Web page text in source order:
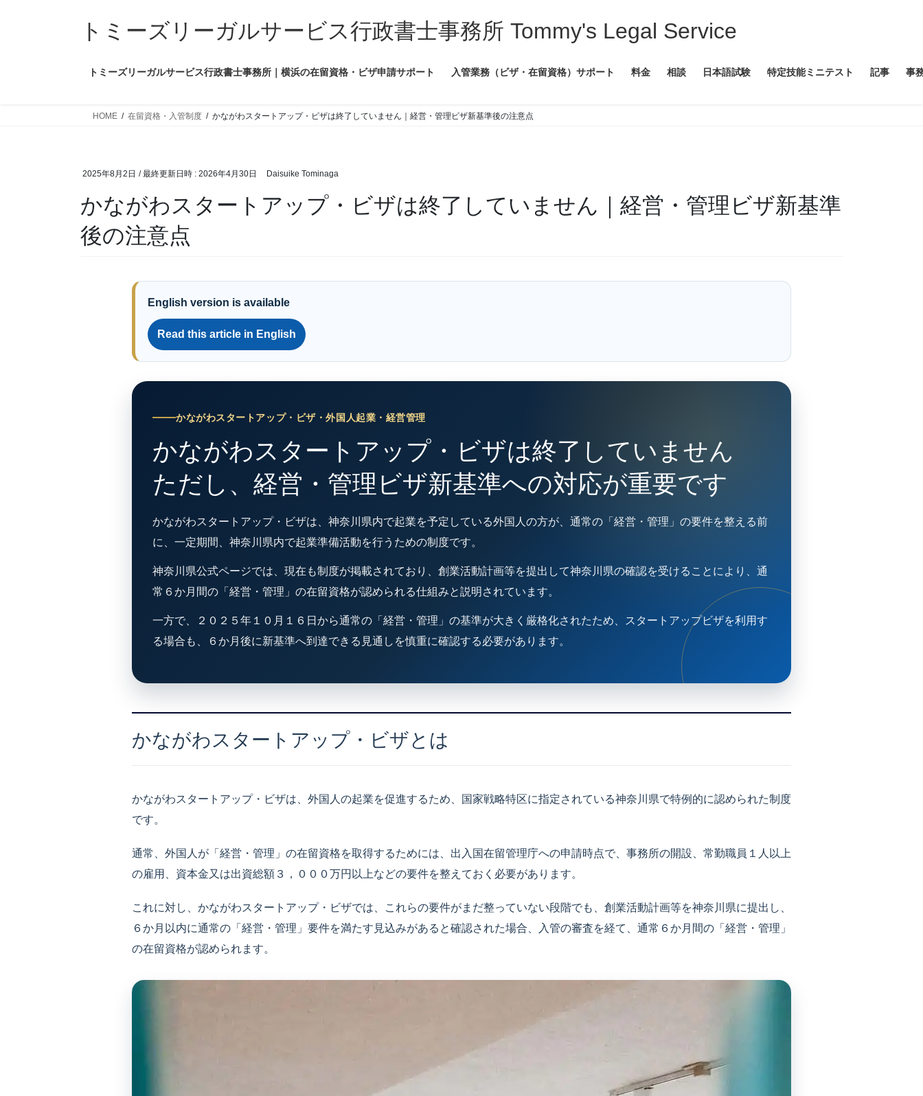
トミーズリーガルサービス行政書士事務所 Tommy's Legal Service
トミーズリーガルサービス行政書士事務所｜横浜の在留資格・ビザ申請サポート 入管業務（ビザ・在留資格）サポート 料金 相談 日本語試験 特定技能ミニテスト 記事 事
HOME 在留資格・入管制度 かながわスタートアップ・ビザは終了していません｜経営・管理ビザ新基準後の注意点
2025年8月2日 / 最終更新日時 : 2026年4月30日 Daisuike Tominaga
かながわスタートアップ・ビザは終了していません｜経営・管理ビザ新基準
後の注意点
English version is available
Read this article in English
かながわスタートアップ・ビザ・外国人起業・経営管理
かながわスタートアップ・ビザは終了していません
ただし、経営・管理ビザ新基準への対応が重要です
かながわスタートアップ・ビザは、神奈川県内で起業を予定している外国人の方が、通常の「経営・管理」の要件を整える前
に、一定期間、神奈川県内で起業準備活動を行うための制度です。
神奈川県公式ページでは、現在も制度が掲載されており、創業活動計画等を提出して神奈川県の確認を受けることにより、通
常６か月間の「経営・管理」の在留資格が認められる仕組みと説明されています。
一方で、２０２５年１０月１６日から通常の「経営・管理」の基準が大きく厳格化されたため、スタートアップビザを利用す
る場合も、６か月後に新基準へ到達できる見通しを慎重に確認する必要があります。
かながわスタートアップ・ビザとは
かながわスタートアップ・ビザは、外国人の起業を促進するため、国家戦略特区に指定されている神奈川県で特例的に認められた制度
です。
通常、外国人が「経営・管理」の在留資格を取得するためには、出入国在留管理庁への申請時点で、事務所の開設、常勤職員１人以上
の雇用、資本金又は出資総額３，０００万円以上などの要件を整えておく必要があります。
これに対し、かながわスタートアップ・ビザでは、これらの要件がまだ整っていない段階でも、創業活動計画等を神奈川県に提出し、
６か月以内に通常の「経営・管理」要件を満たす見込みがあると確認された場合、入管の審査を経て、通常６か月間の「経営・管理」
の在留資格が認められます。